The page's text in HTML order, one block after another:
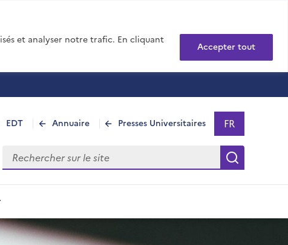
et analyser notre trafic. En cliquant
Accepter tout
EDT Annuaire Presses Universitaires Sélectionner
FR
- Français
Rechercher sur le site